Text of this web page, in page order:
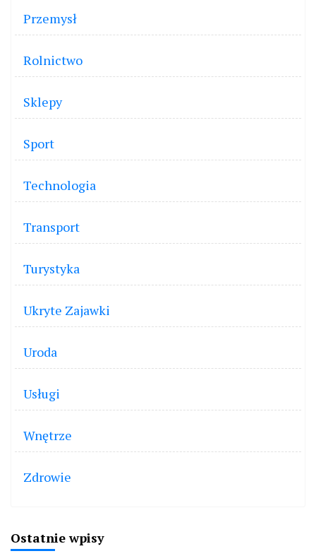
Przemysł
Rolnictwo
Sklepy
Sport
Technologia
Transport
Turystyka
Ukryte Zajawki
Uroda
Usługi
Wnętrze
Zdrowie
Ostatnie wpisy